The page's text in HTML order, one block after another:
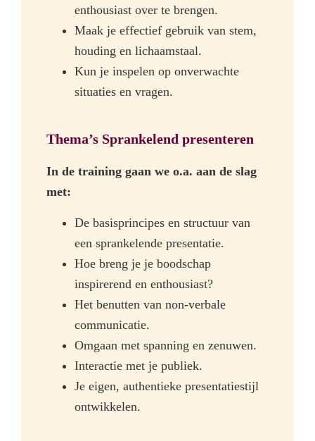
enthousiast over te brengen.
Maak je effectief gebruik van stem,
houding en lichaamstaal.
Kun je inspelen op onverwachte
situaties en vragen.
Thema’s Sprankelend presenteren
In de training gaan we o.a. aan de slag
met:
De basisprincipes en structuur van
een sprankelende presentatie.
Hoe breng je je boodschap
inspirerend en enthousiast?
Het benutten van non-verbale
communicatie.
Omgaan met spanning en zenuwen.
Interactie met je publiek.
Je eigen, authentieke presentatiestijl
ontwikkelen.